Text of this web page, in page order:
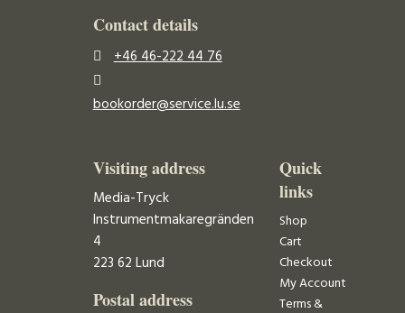
Contact details
+46 46-222 44 76
bookorder@service.lu.se
Visiting address
Media-Tryck
Instrumentmakaregränden
4
223 62 Lund
Postal address
Quick
links
Shop
Cart
Checkout
My Account
Terms &